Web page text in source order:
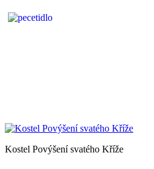
Kostel Povýšení svatého Kříže